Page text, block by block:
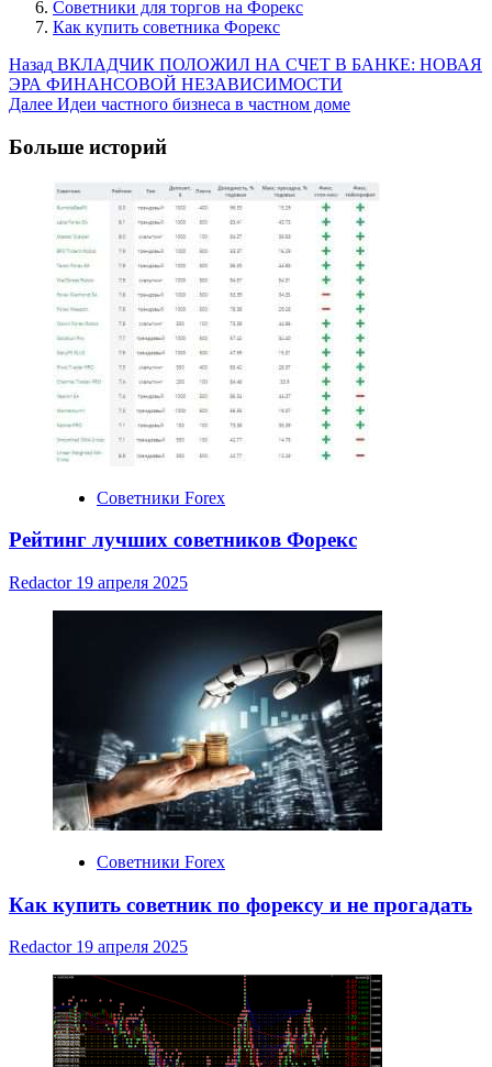
Советники для торгов на Форекс
Как купить советника Форекс
Post
Navigation
Назад ВКЛАДЧИК ПОЛОЖИЛ НА СЧЕТ В БАНКЕ: НОВАЯ
ЭРА ФИНАНСОВОЙ НЕЗАВИСИМОСТИ
Далее Идеи частного бизнеса в частном доме
Больше историй
Советники Forex
Рейтинг лучших советников Форекс
Redactor 19 апреля 2025
Советники Forex
Как купить советник по форексу и не прогадать
Redactor 19 апреля 2025